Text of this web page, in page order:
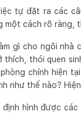
tự đặt ra các
cách rõ ràng,
gì cho ngôi
thích, thói quen
chính hiện
như thế nào?
định hình được